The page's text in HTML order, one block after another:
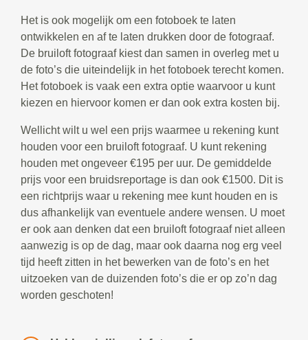
Het is ook mogelijk om een fotoboek te laten
ontwikkelen en af te laten drukken door de fotograaf.
De bruiloft fotograaf kiest dan samen in overleg met u
de foto’s die uiteindelijk in het fotoboek terecht komen.
Het fotoboek is vaak een extra optie waarvoor u kunt
kiezen en hiervoor komen er dan ook extra kosten bij.
Wellicht wilt u wel een prijs waarmee u rekening kunt
houden voor een bruiloft fotograaf. U kunt rekening
houden met ongeveer €195 per uur. De gemiddelde
prijs voor een bruidsreportage is dan ook €1500. Dit is
een richtprijs waar u rekening mee kunt houden en is
dus afhankelijk van eventuele andere wensen. U moet
er ook aan denken dat een bruiloft fotograaf niet alleen
aanwezig is op de dag, maar ook daarna nog erg veel
tijd heeft zitten in het bewerken van de foto’s en het
uitzoeken van de duizenden foto’s die er op zo’n dag
worden geschoten!